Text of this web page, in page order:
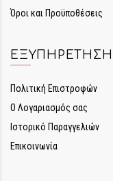
Όροι και Προϋποθέσεις
Πολιτική Επιστροφών
Ο Λογαριασμός σας
Ιστορικό Παραγγελιών
Επικοινωνία